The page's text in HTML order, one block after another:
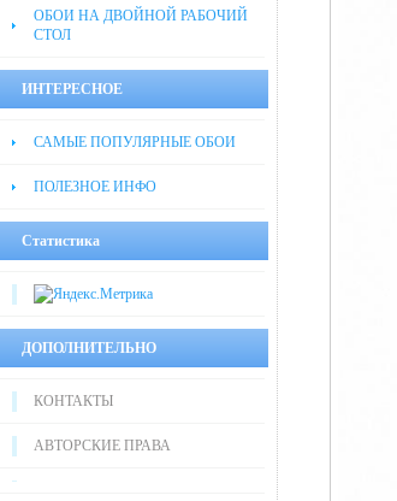
ОБОИ НА ДВОЙНОЙ РАБОЧИЙ
СТОЛ
ИНТЕРЕСНОЕ
САМЫЕ ПОПУЛЯРНЫЕ ОБОИ
ПОЛЕЗНОЕ ИНФО
Статистика
ДОПОЛНИТЕЛЬНО
КОНТАКТЫ
АВТОРСКИЕ ПРАВА